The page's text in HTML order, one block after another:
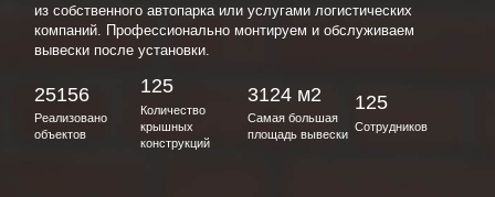
из собственного автопарка или услугами логистических
компаний. Профессионально монтируем и обслуживаем
вывески после установки.
25156
Реализовано
объектов
125
Количество
крышных
конструкций
3124 м2
Самая большая
площадь вывески
125
Сотрудников